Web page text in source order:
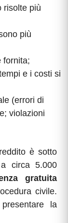
risolte più
più
fornita;
e i costi si
(errori di
violazioni
è sotto
circa 5.000
gratuita
civile.
la